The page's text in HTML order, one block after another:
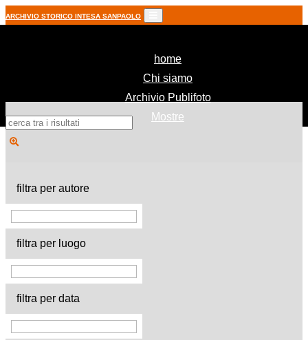
ARCHIVIO STORICO INTESA SANPAOLO
home(current)
Chi siamo
Archivio Publifoto
Mostre
filtra per autore
filtra per luogo
filtra per data